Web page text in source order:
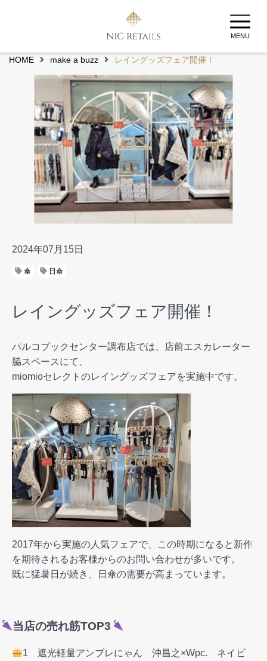
MENU
HOME make a buzz レイングッズフェア開催！
2024年07月15日
傘 日傘
レイングッズフェア開催！
パルコブックセンター調布店では、店前エスカレーター
脇スペースにて、
miomioセレクトのレイングッズフェアを実施中です。
2017年から実施の人気フェアで、この時期になると新作
を期待されるお客様からのお問い合わせが多いです。
既に猛暑日が続き、日傘の需要が高まっています。
当店の売れ筋TOP3
1 遮光軽量アンブレにゃん 沖昌之×Wpc. ネイビ